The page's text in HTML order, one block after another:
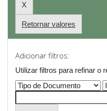
Retornar valores
Adicionar filtros:
Utilizar filtros para refinar o